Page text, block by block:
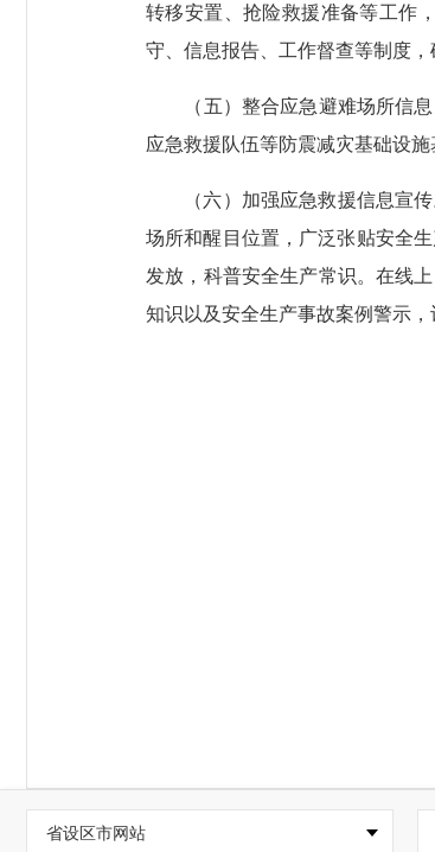
转移安置、抢险救援准备等工作
守、信息报告、工作督查等制度
（五）整合应急避难场所信息
应急救援队伍等防震减灾基础设
（六）加强应急救援信息宣传
场所和醒目位置，广泛张贴安全
发放，科普安全生产常识。在线
知识以及安全生产事故案例警示，
省设区市网站